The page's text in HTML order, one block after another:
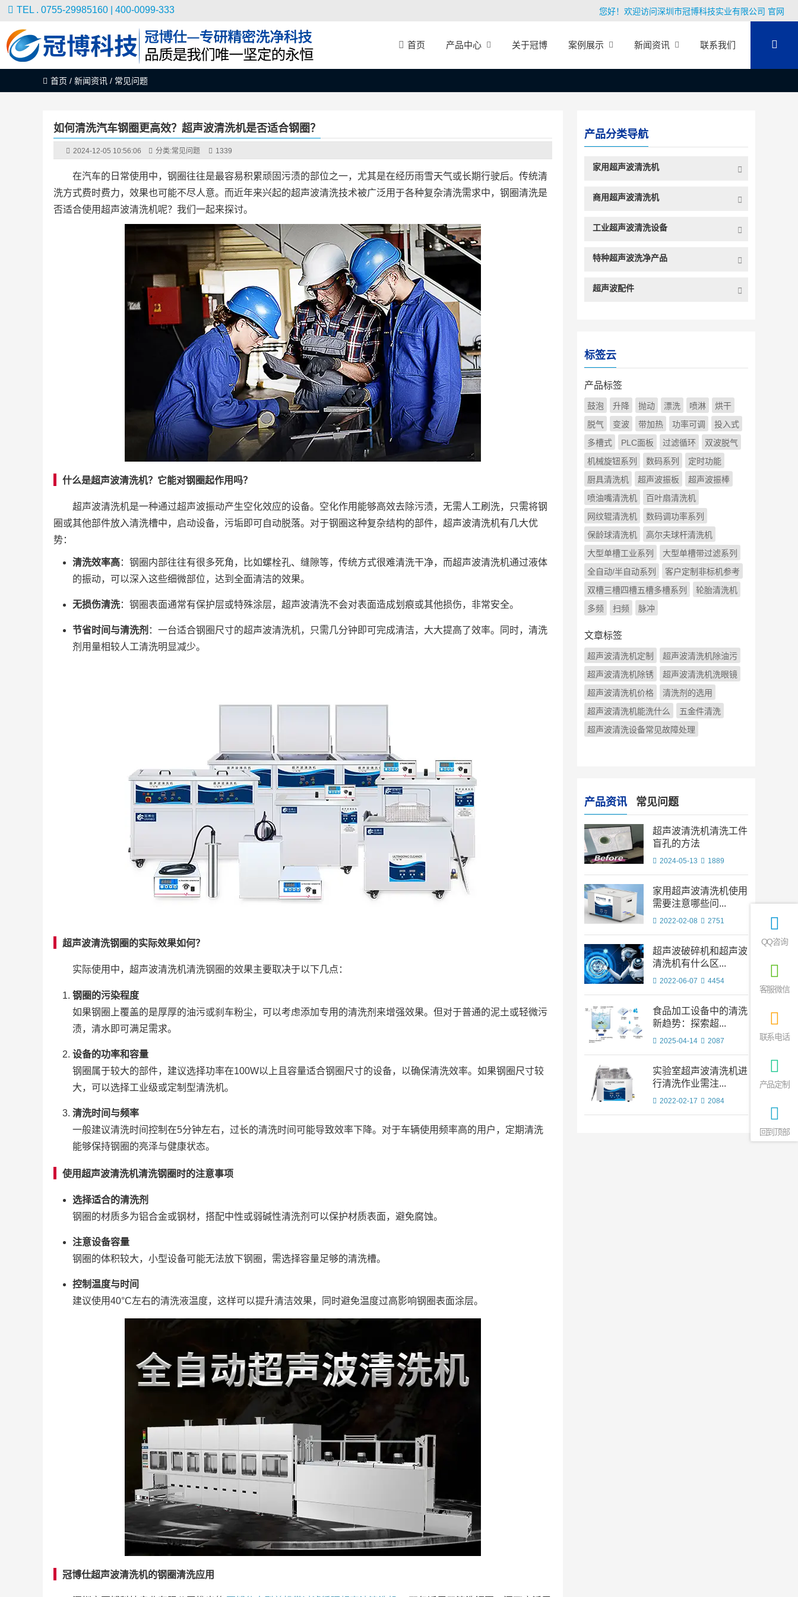
TEL . 0755-29985160 | 400-0099-333 您好！欢迎访问深圳市冠博科技实业有限公司 官网
首页 产品中心 关于冠博 案例展示 新闻资讯 联系我们
首页 / 新闻资讯 / 常见问题
如何清洗汽车钢圈更高效？超声波清洗机是否适合钢圈？
2024-12-05 10:56:06 分类:常见问题 1339
在汽车的日常使用中，钢圈往往是最容易积累顽固污渍的部位之一，尤其是在经历雨雪天气或长期行驶后。传统清
洗方式费时费力，效果也可能不尽人意。而近年来兴起的超声波清洗技术被广泛用于各种复杂清洗需求中，钢圈清洗是
否适合使用超声波清洗机呢？我们一起来探讨。
什么是超声波清洗机？它能对钢圈起作用吗？
超声波清洗机是一种通过超声波振动产生空化效应的设备。空化作用能够高效去除污渍，无需人工刷洗，只需将钢
圈或其他部件放入清洗槽中，启动设备，污垢即可自动脱落。对于钢圈这种复杂结构的部件，超声波清洗机有几大优
势：
清洗效率高：钢圈内部往往有很多死角，比如螺栓孔、缝隙等，传统方式很难清洗干净，而超声波清洗机通过液体
的振动，可以深入这些细微部位，达到全面清洁的效果。
无损伤清洗：钢圈表面通常有保护层或特殊涂层，超声波清洗不会对表面造成划痕或其他损伤，非常安全。
节省时间与清洗剂 ：一台适合钢圈尺寸的超声波清洗机，只需几分钟即可完成清洁，大大提高了效率。同时，清洗
剂用量相较人工清洗明显减少。
超声波清洗钢圈的实际效果如何？
实际使用中，超声波清洗机清洗钢圈的效果主要取决于以下几点：
钢圈的污染程度
如果钢圈上覆盖的是厚厚的油污或刹车粉尘，可以考虑添加专用的清洗剂来增强效果。但对于普通的泥土或轻微污
渍，清水即可满足需求。
设备的功率和容量
钢圈属于较大的部件，建议选择功率在100W以上且容量适合钢圈尺寸的设备，以确保清洗效率。如果钢圈尺寸较
大，可以选择工业级或定制型清洗机。
清洗时间与频率
一般建议清洗时间控制在5分钟左右，过长的清洗时间可能导致效率下降。对于车辆使用频率高的用户，定期清洗
能够保持钢圈的亮泽与健康状态。
使用超声波清洗机清洗钢圈时的注意事项
选择适合的清洗剂
钢圈的材质多为铝合金或钢材，搭配中性或弱碱性清洗剂可以保护材质表面，避免腐蚀。
注意设备容量
钢圈的体积较大，小型设备可能无法放下钢圈，需选择容量足够的清洗槽。
控制温度与时间
建议使用40°C左右的清洗液温度，这样可以提升清洁效果，同时避免温度过高影响钢圈表面涂层。
冠博仕超声波清洗机的钢圈清洗应用
产品分类导航
家用超声波清洗机
商用超声波清洗机
工业超声波清洗设备
特种超声波洗净产品
超声波配件
标签云
产品标签
鼓泡 升降 抛动 漂洗 喷淋
烘干
脱气
变波 带加热 功率可调
投入式
多槽式
PLC面板 过滤循环
双波脱气
机械旋钮系列
数码系列
定时功能
厨具清洗机
超声波振板
超声波振棒
喷油嘴清洗机
百叶扇清洗机
网纹辊清洗机
数码调功率系列
保龄球清洗机
高尔夫球杆清洗机
大型单槽工业系列
大型单槽带过滤系列
全自动/半自动系列
客户定制非标机参考
双槽三槽四槽五槽多槽系列
轮胎清洗机
多频
扫频 脉冲
文章标签
超声波清洗机定制
超声波清洗机除油污
超声波清洗机除锈
超声波清洗机洗眼镜
超声波清洗机价格
清洗剂的选用
超声波清洗机能洗什么
五金件清洗
超声波清洗设备常见故障处理
产品资讯 常见问题
超声波清洗机清洗工件
盲孔的方法
2024-05-13 1889
家用超声波清洗机使用
需要注意哪些问...
2022-02-08 2751
超声波破碎机和超声波
清洗机有什么区...
2022-06-07 4454
食品加工设备中的清洗
新趋势：探索超...
2025-04-14 2087
实验室超声波清洗机进
行清洗作业需注...
2022-02-17 2084
QQ咨询
客服微信
联系电话
产品定制
回到顶部